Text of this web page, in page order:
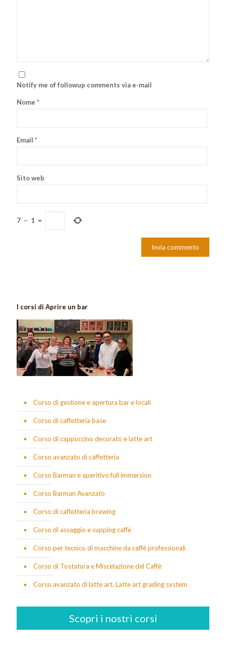
Notify me of followup comments via e-mail
Nome *
Email *
Sito web
7 − 1 =
I corsi di Aprire un bar
Corso di gestione e apertura bar e locali
Corso di caffetteria base
Corso di cappuccino decorato e latte art
Corso avanzato di caffetteria
Corso Barman e aperitivo full immersion
Corso Barman Avanzato
Corso di caffetteria brewing
Corso di assaggio e cupping caffè
Corso per tecnico di macchine da caffè professionali
Corso di Tostatura e Miscelazione del Caffè
Corso avanzato di latte art. Latte art grading system
Scopri i nostri corsi